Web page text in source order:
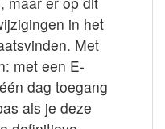
in het
Met
met een E-
dag toegang
als je deze